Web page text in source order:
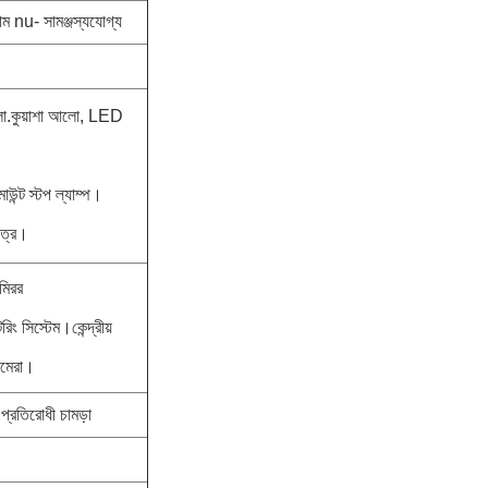
nu- সামঞ্জস্যযোগ্য
আলো, LED
স্টপ ল্যাম্প।
সিস্টেম।কেন্দ্রীয়
চামড়া